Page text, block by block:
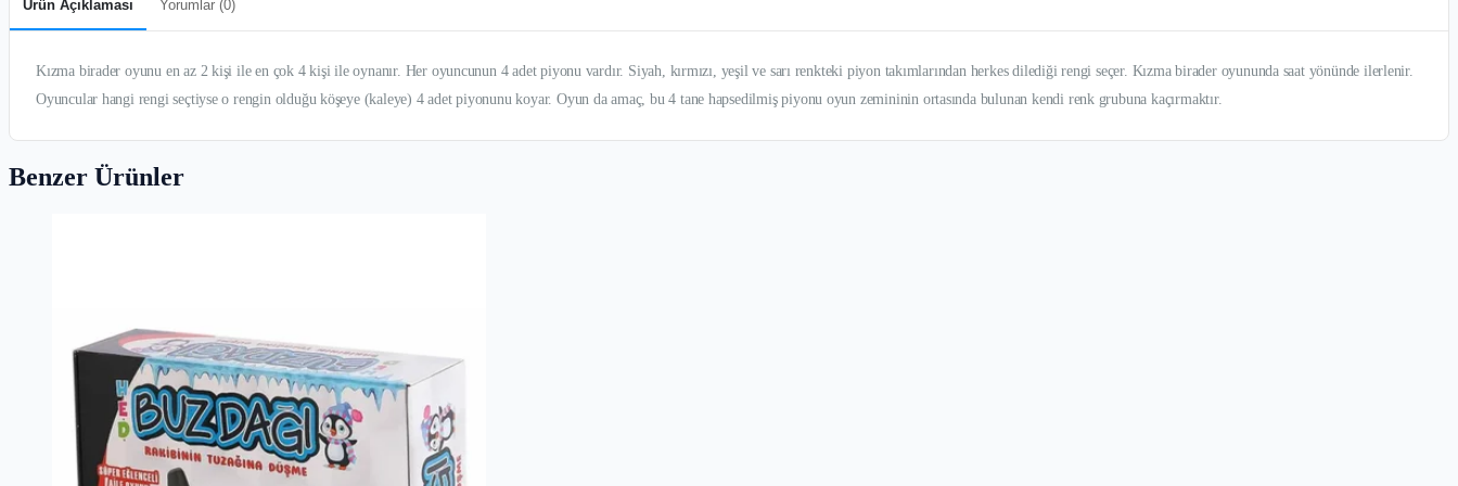
Ürün Açıklaması Yorumlar (0)
Kızma birader oyunu en az 2 kişi ile en çok 4 kişi ile oynanır. Her oyuncunun 4 adet piyonu vardır. Siyah, kırmızı, yeşil ve sarı renkteki piyon takımlarından herkes dilediği rengi seçer. Kızma birader oyununda saat yönünde ilerlenir.
Oyuncular hangi rengi seçtiyse o rengin olduğu köşeye (kaleye) 4 adet piyonunu koyar. Oyun da amaç, bu 4 tane hapsedilmiş piyonu oyun zemininin ortasında bulunan kendi renk grubuna kaçırmaktır.
Benzer Ürünler